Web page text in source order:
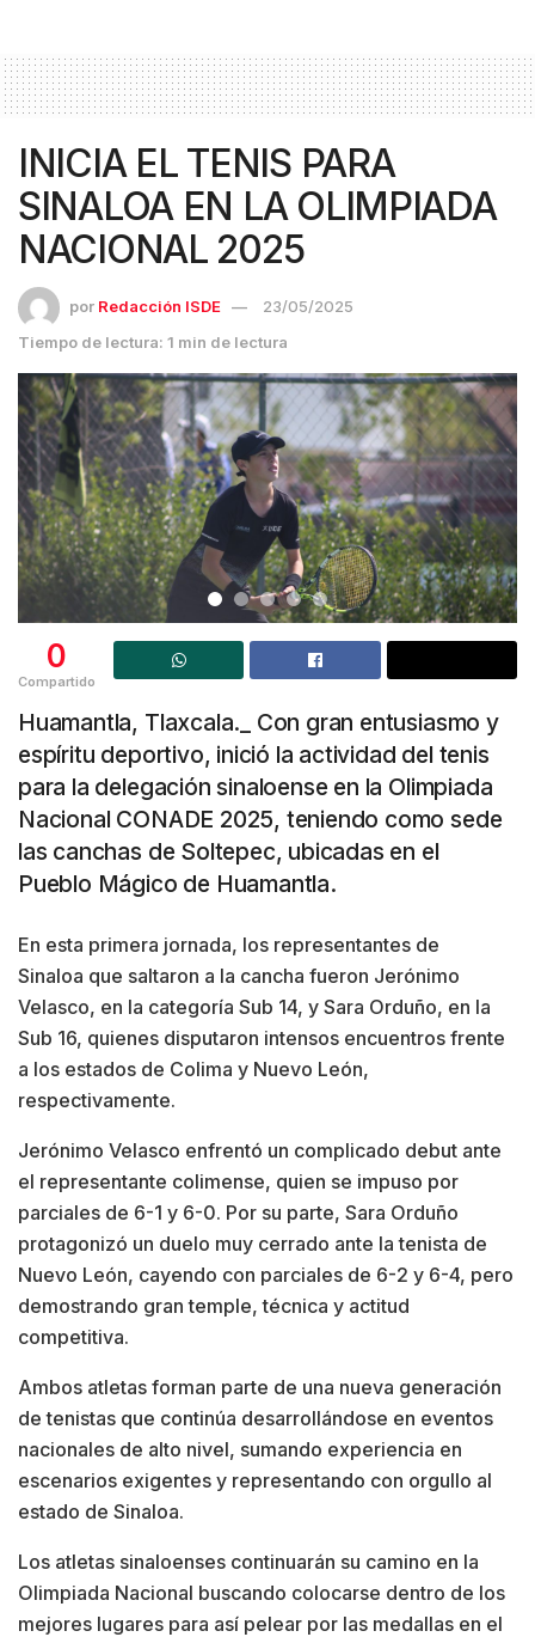
INICIA EL TENIS PARA
SINALOA EN LA OLIMPIADA
NACIONAL 2025
por Redacción ISDE
23/05/2025
Tiempo de lectura: 1 min de lectura
0
Compartido
Huamantla, Tlaxcala._ Con gran entusiasmo y
espíritu deportivo, inició la actividad del tenis
para la delegación sinaloense en la Olimpiada
Nacional CONADE 2025, teniendo como sede
las canchas de Soltepec, ubicadas en el
Pueblo Mágico de Huamantla.
En esta primera jornada, los representantes de
Sinaloa que saltaron a la cancha fueron Jerónimo
Velasco, en la categoría Sub 14, y Sara Orduño, en la
Sub 16, quienes disputaron intensos encuentros frente
a los estados de Colima y Nuevo León,
respectivamente.
Jerónimo Velasco enfrentó un complicado debut ante
el representante colimense, quien se impuso por
parciales de 6-1 y 6-0. Por su parte, Sara Orduño
protagonizó un duelo muy cerrado ante la tenista de
Nuevo León, cayendo con parciales de 6-2 y 6-4, pero
demostrando gran temple, técnica y actitud
competitiva.
Ambos atletas forman parte de una nueva generación
de tenistas que continúa desarrollándose en eventos
nacionales de alto nivel, sumando experiencia en
escenarios exigentes y representando con orgullo al
estado de Sinaloa.
Los atletas sinaloenses continuarán su camino en la
Olimpiada Nacional buscando colocarse dentro de los
mejores lugares para así pelear por las medallas en el